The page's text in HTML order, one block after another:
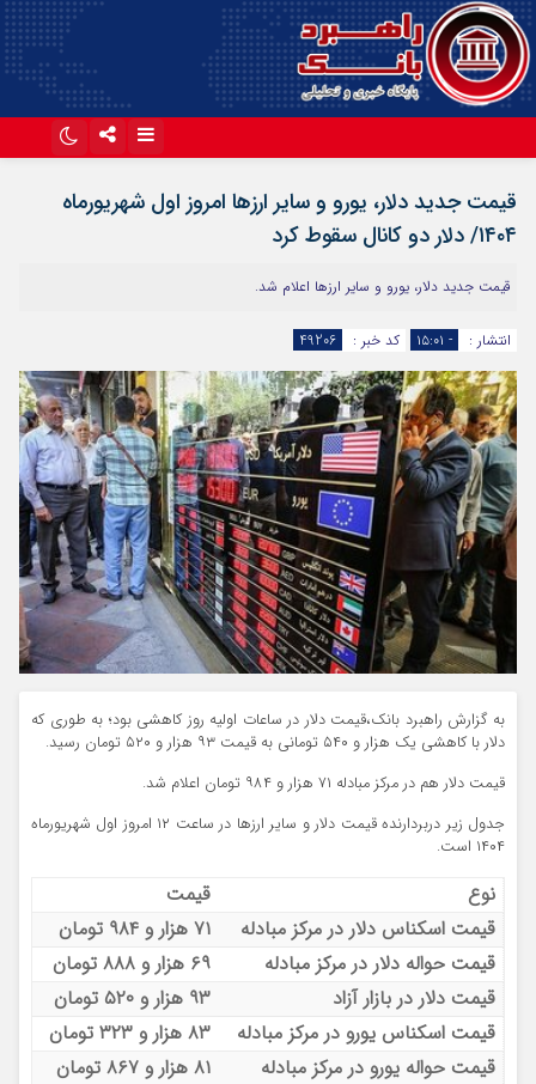
آپارات
قیمت جدید دلار، یورو و سایر ارزها امروز اول شهریورماه
۱۴۰۴/ دلار دو کانال سقوط کرد
قیمت جدید دلار، یورو و سایر ارزها اعلام شد.
انتشار : - ۱۵:۰۱ کد خبر : 49206
به گزارش راهبرد بانک،قیمت‌ دلار در ساعات اولیه روز کاهشی بود؛ به طوری که
دلار با کاهشی یک هزار و ۵۴۰ تومانی به قیمت ۹۳ هزار و ۵۲۰ تومان رسید.
قیمت دلار هم در مرکز مبادله ۷۱ هزار و ۹۸۴ تومان اعلام شد.
جدول زیر دربردارنده قیمت دلار و سایر ارزها در ساعت ۱۲ امروز اول شهریورماه
۱۴۰۴ است.
نوع
قیمت
قیمت اسکناس دلار در مرکز مبادله
۷۱ هزار و ۹۸۴ تومان
قیمت حواله دلار در مرکز مبادله
۶۹ هزار و ۸۸۸ تومان
قیمت دلار در بازار آزاد
۹۳ هزار و ۵۲۰ تومان
قیمت اسکناس یورو در مرکز مبادله
۸۳ هزار و ۳۲۳ تومان
قیمت حواله یورو در مرکز مبادله
۸۱ هزار و ۸۶۷ تومان